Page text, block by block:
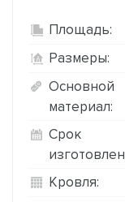
Площадь:
Размеры:
Основной
материал:
Срок
Кровля: